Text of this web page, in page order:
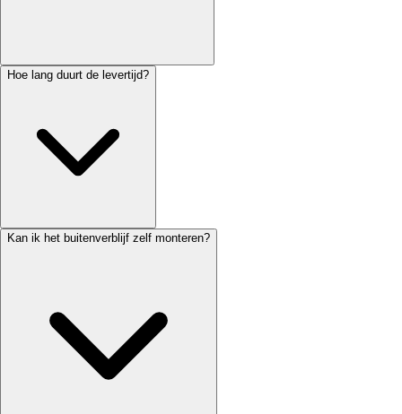
Hoe lang duurt de levertijd?
Kan ik het buitenverblijf zelf monteren?